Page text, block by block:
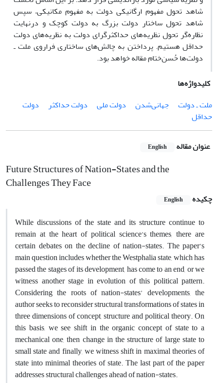
شاهد تحول‌ مفهوم‌ ارگانیکی‌ دولت‌ به‌ مفهوم‌ مکانیکی‌، سپس‌
شاهد تحول‌ ساختار دولت‌ بزرگ‌ به‌ دولت‌ کوچک‌ و درنهایت
نظاره‌گر تحول‌ نظریه‌های‌ حداکثرگرای‌ دولت‌ به‌ نظریه‌های‌ دولت‌
حداقل‌ هستیم‌. پرداختن‌ به‌ چالش‌های‌ ساختاری‌ فراروی‌ ملت‌ ـ
دولت‌ها حُسن‌ختام‌ مقاله‌ خواهد بود.
کلیدواژه‌ها
ملت‌ ـ دولت‌
جهانی‌شدن‌ دولت‌ ملی‌ دولت‌ حداکثر
دولت‌
حداقل‌
عنوان مقاله English
Future Structures of Nation-States and the
Challenges They Face
چکیده English
While discussions of the state and its structure continue to
remain at the heart of political science’s themes, there are
certain debates on the decline of nation-states. The paper’s
main question includes whether the Westphalia state, which has
passed the stages of its development, has come to an end, or we
witness another stage in evolution of this political pattern.
Considering the roots of nation-states’ developments, the
author seeks to reconsider structural transformations of states in
three dimensions of concept, structure and political theory. On
this basis, we see shift in the organic concept of state to a
mechanical one, then change in the structure of large state to
small state and finally, we witness shift in maximal theories of
state into minimal theories of state. The last part of the paper
addresses structural challenges ahead of nation-states.